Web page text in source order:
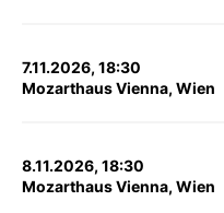
7.11.2026, 18:30
Mozarthaus Vienna, Wien
8.11.2026, 18:30
Mozarthaus Vienna, Wien